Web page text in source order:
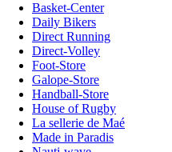
Basket-Center
Daily Bikers
Direct Running
Direct-Volley
Foot-Store
Galope-Store
Handball-Store
House of Rugby
La sellerie de Maé
Made in Paradis